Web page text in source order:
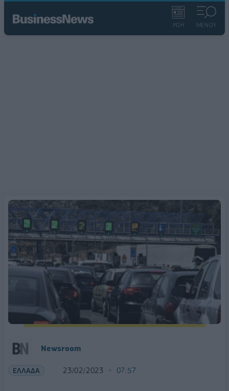
ΡΟΗ ΜΕΝΟΥ
Newsroom
ΕΛΛΑΔΑ 23/02/2023 07:57